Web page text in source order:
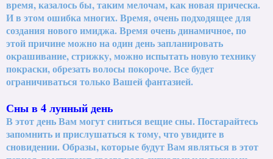
время, казалось бы, таким мелочам, как новая прическа.
И в этом ошибка многих. Время, очень подходящее для
создания нового имиджа. Время очень динамичное, по
этой причине можно на один день запланировать
окрашивание, стрижку, можно испытать новую технику
покраски, обрезать волосы покороче. Все будет
ограничиваться только Вашей фантазией.
Сны в 4 лунный день
В этот день Вам могут сниться вещие сны. Постарайтесь
запомнить и прислушаться к тому, что увидите в
сновидении. Образы, которые будут Вам являться в этот